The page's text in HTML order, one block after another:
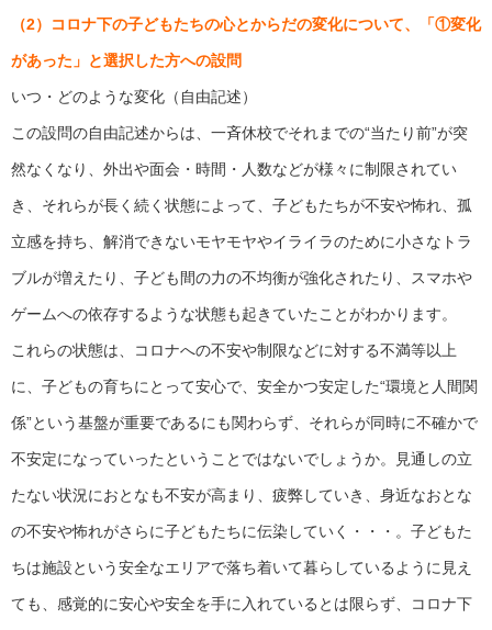
（2）コロナ下の子どもたちの心とからだの変化について、「①変化
があった」と選択した方への設問
いつ・どのような変化（自由記述）
この設問の自由記述からは、一斉休校でそれまでの“当たり前”が突
然なくなり、外出や面会・時間・人数などが様々に制限されてい
き、それらが長く続く状態によって、子どもたちが不安や怖れ、孤
立感を持ち、解消できないモヤモヤやイライラのために小さなトラ
ブルが増えたり、子ども間の力の不均衡が強化されたり、スマホや
ゲームへの依存するような状態も起きていたことがわかります。
これらの状態は、コロナへの不安や制限などに対する不満等以上
に、子どもの育ちにとって安心で、安全かつ安定した“環境と人間関
係”という基盤が重要であるにも関わらず、それらが同時に不確かで
不安定になっていったということではないでしょうか。見通しの立
たない状況におとなも不安が高まり、疲弊していき、身近なおとな
の不安や怖れがさらに子どもたちに伝染していく・・・。子どもた
ちは施設という安全なエリアで落ち着いて暮らしているように見え
ても、感覚的に安心や安全を手に入れているとは限らず、コロナ下